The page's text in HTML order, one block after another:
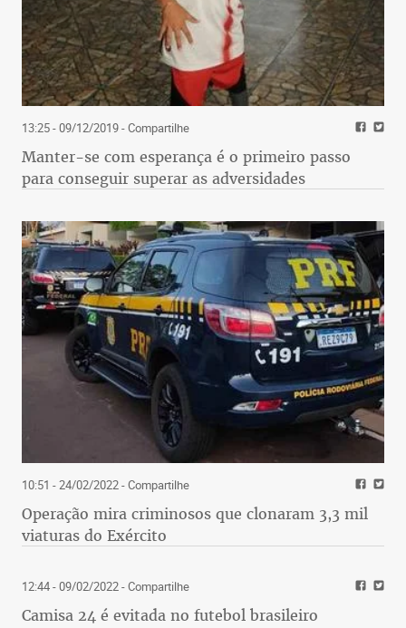
13:25 - 09/12/2019- Compartilhe
Manter-se com esperança é o primeiro passo
para conseguir superar as adversidades
10:51 - 24/02/2022- Compartilhe
Operação mira criminosos que clonaram 3,3 mil
viaturas do Exército
12:44 - 09/02/2022- Compartilhe
Camisa 24 é evitada no futebol brasileiro